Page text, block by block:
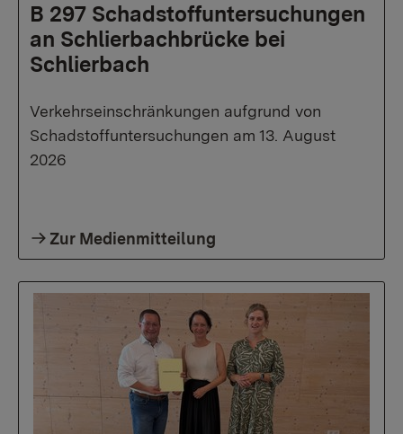
B 297 Schadstoffuntersuchungen
an Schlierbachbrücke bei
Schlierbach
Verkehrseinschränkungen aufgrund von
Schadstoffuntersuchungen am 13. August
2026
Zur Medienmitteilung